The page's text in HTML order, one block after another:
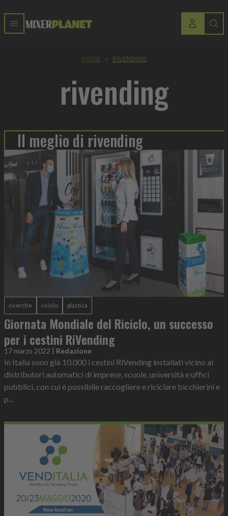
HOME > RIVENDING
rivending
Il meglio di rivending
ricerche riciclo plastica
Giornata Mondiale del Riciclo, un successo
per i cestini RiVending
17 marzo 2022 | Redazione
In Italia sono già 10.000 i cestini RiVending installati vicino ai
distributori automatici di imprese, scuole, università e uffici
pubblici, con cui è possibile raccogliere e riciclare bicchierini e
p...